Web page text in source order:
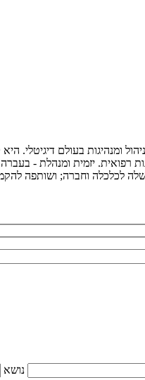
ומנהיגות בעולם
רפואית. יזמית ומנהלת -
לכלכלה וחברה; ושותפה להקמה
נושא